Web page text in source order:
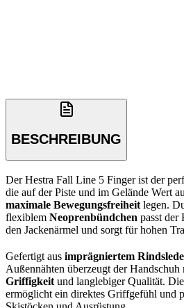
BESCHREIBUNG
Der Hestra Fall Line 5 Finger ist der
die auf der Piste und im Gelände Wert
maximale Bewegungsfreiheit legen.
flexiblem Neoprenbündchen passt der
den Jackenärmel und sorgt für hohen
Gefertigt aus imprägniertem
Außennähten überzeugt der
Griffigkeit und langlebiger Qualität.
ermöglicht ein direktes Griffgefühl und